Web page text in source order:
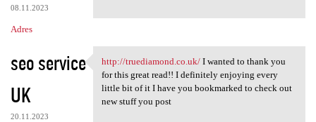
08.11.2023
Adres
seo service
UK
20.11.2023
http://truediamond.co.uk/ I
http://truediamond.co.uk/I wanted to thank you
for this great read!! I definitely enjoying every
little bit of it I have you bookmarked to check out
new stuff you post